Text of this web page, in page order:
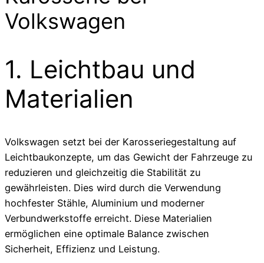
Volkswagen
1. Leichtbau und
Materialien
Volkswagen setzt bei der Karosseriegestaltung auf
Leichtbaukonzepte, um das Gewicht der Fahrzeuge zu
reduzieren und gleichzeitig die Stabilität zu
gewährleisten. Dies wird durch die Verwendung
hochfester Stähle, Aluminium und moderner
Verbundwerkstoffe erreicht. Diese Materialien
ermöglichen eine optimale Balance zwischen
Sicherheit, Effizienz und Leistung.